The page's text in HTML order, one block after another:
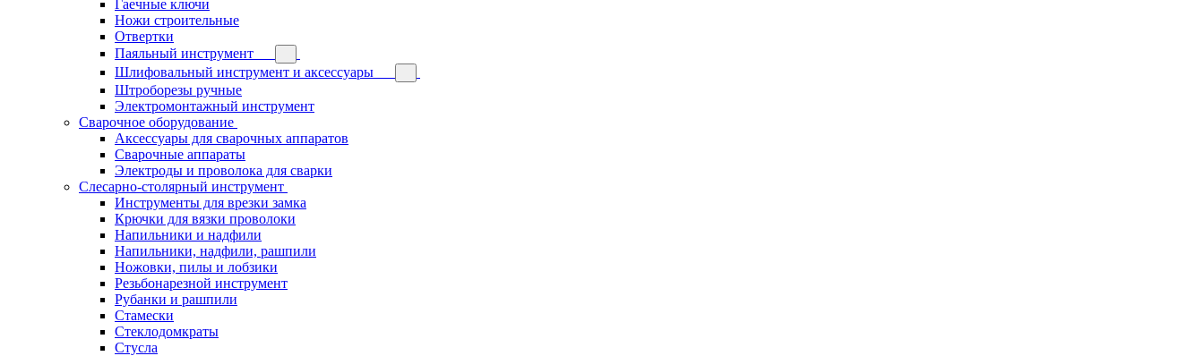
Гаечные ключи
Ножи строительные
Отвертки
Паяльный инструмент
Шлифовальный инструмент и аксессуары
Штроборезы ручные
Электромонтажный инструмент
Сварочное оборудование
Аксессуары для сварочных аппаратов
Сварочные аппараты
Электроды и проволока для сварки
Слесарно-столярный инструмент
Инструменты для врезки замка
Крючки для вязки проволоки
Напильники и надфили
Напильники, надфили, рашпили
Ножовки, пилы и лобзики
Резьбонарезной инструмент
Рубанки и рашпили
Стамески
Стеклодомкраты
Стусла